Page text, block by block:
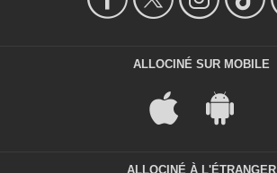
ALLOCINÉ SUR MOBILE
ALLOCINÉ À L'ÉTRANGER